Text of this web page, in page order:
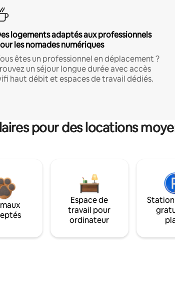
logements adaptés aux professionnels
les nomades numériques
êtes un professionnel en déplacement ?
un séjour longue durée avec accès
haut débit et espaces de travail dédiés.
pour des locations
Espace de
travail pour
ordinateur